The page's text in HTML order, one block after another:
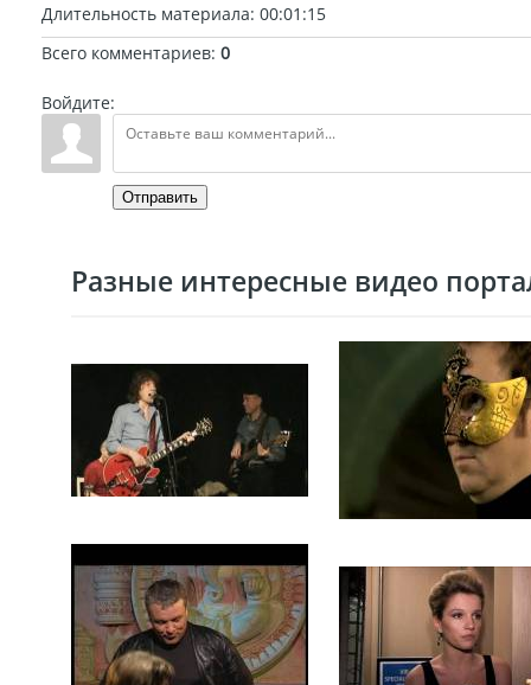
Длительность материала: 00:01:15
Всего комментариев: 0
Войдите:
Отправить
Разные интересные видео